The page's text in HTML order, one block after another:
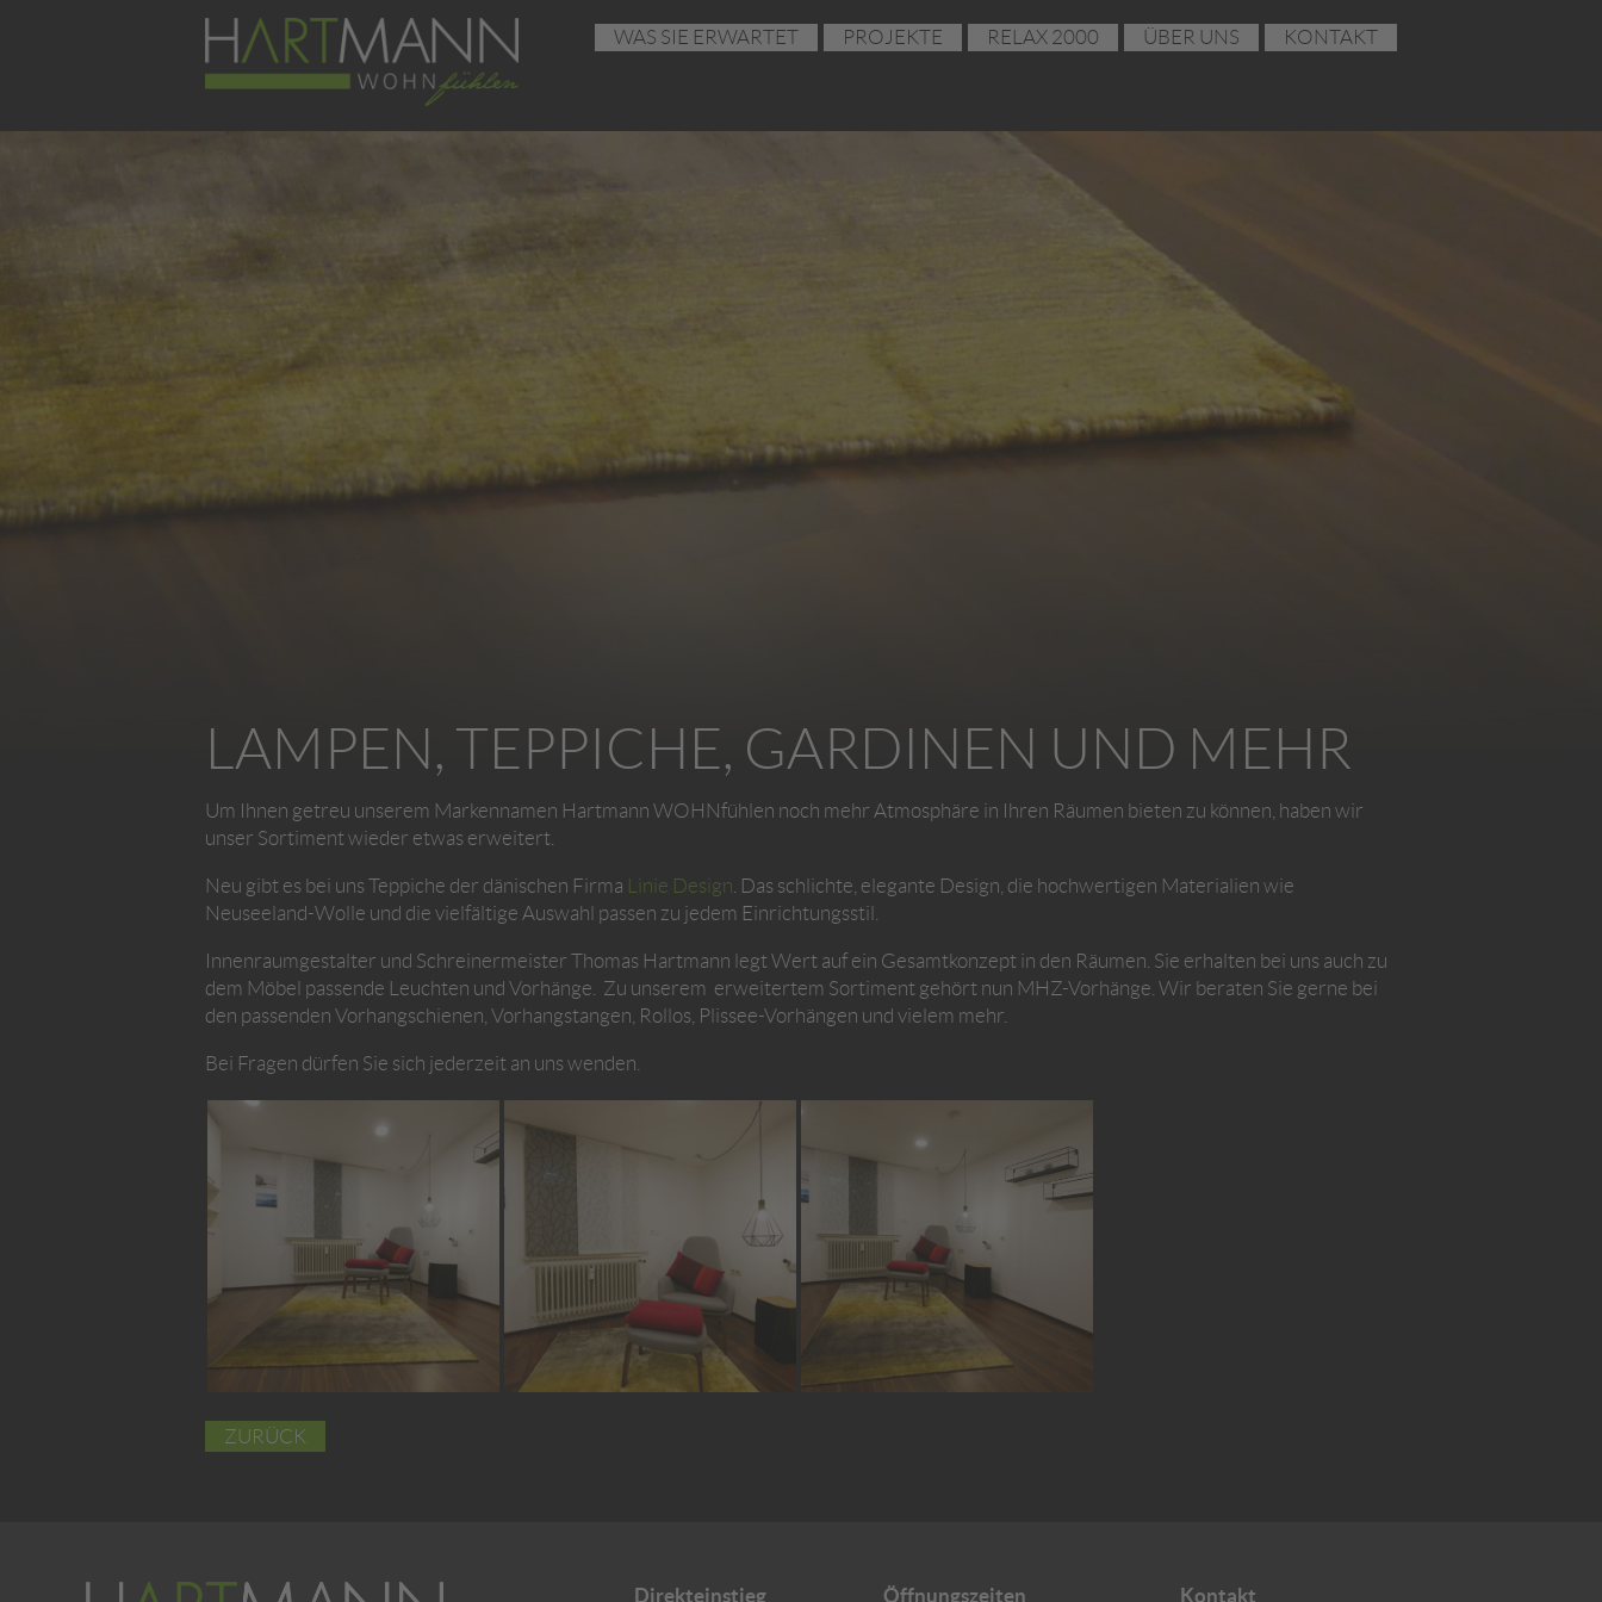
WAS SIE ERWARTET PROJEKTE RELAX 2000 ÜBER UNS KONTAKT
LAMPEN, TEPPICHE, GARDINEN UND MEHR
Um Ihnen getreu unserem Markennamen Hartmann WOHNfühlen noch mehr Atmosphäre in Ihren Räumen bieten zu können, haben wir
unser Sortiment wieder etwas erweitert.
Neu gibt es bei uns Teppiche der dänischen Firma Linie Design . Das schlichte, elegante Design, die hochwertigen Materialien wie
Neuseeland-Wolle und die vielfältige Auswahl passen zu jedem Einrichtungsstil.
Innenraumgestalter und Schreinermeister Thomas Hartmann legt Wert auf ein Gesamtkonzept in den Räumen. Sie erhalten bei uns auch zu
dem Möbel passende Leuchten und Vorhänge. Zu unserem erweitertem Sortiment gehört nun MHZ-Vorhänge. Wir beraten Sie gerne bei
den passenden Vorhangschienen, Vorhangstangen, Rollos, Plissee-Vorhängen und vielem mehr.
Bei Fragen dürfen Sie sich jederzeit an uns wenden.
ZURÜCK
Direkteinstieg Öffnungszeiten Kontakt